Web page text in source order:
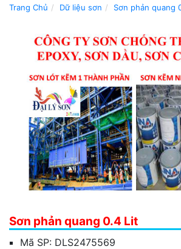
Trang Chủ Dữ liệu sơn Sơn phản quang
Sơn phản quang 0.4 Lit
Mã SP: DLS2475569